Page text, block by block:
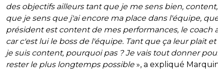
des objectifs ailleurs tant que je me sens bien,
que je sens que j'ai encore ma place dans l'équipe,
président est content de mes performances, le coach
car c'est lui le boss de l'équipe. Tant que ça leur plait
je suis content, pourquoi pas ? Je vais tout donner
rester le plus longtemps possible», a expliqué